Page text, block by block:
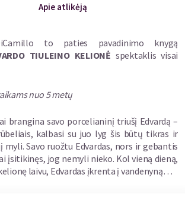
Apie atlikėją
to paties pavadinimo knygą
TIULEINO KELIONĖ spektaklis visai
nuo 5 metų
brangina savo porcelianinį triušį Edvardą –
kalbasi su juo lyg šis būtų tikras ir
myli. Savo ruožtu Edvardas, nors ir gebantis
įsitikinęs, jog nemyli nieko. Kol vieną dieną,
laivu, Edvardas įkrenta į vandenyną…
kupina porcelianinio triušio Edvardo